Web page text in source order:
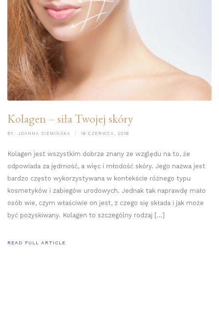
Kolagen – siła Twojej skóry
BY: JOANNA SIEMIŃSKA 16 CZERWCA, 2016
Kolagen jest wszystkim dobrze znany ze względu na to, że
odpowiada za jędrność, a więc i młodość skóry. Jego nazwa jest
bardzo często wykorzystywana w kontekście różnego typu
kosmetyków i zabiegów urodowych. Jednak tak naprawdę mało
osób wie, czym właściwie on jest, z czego się składa i jak może
być pozyskiwany. Kolagen to szczególny rodzaj […]
READ FULL ARTICLE